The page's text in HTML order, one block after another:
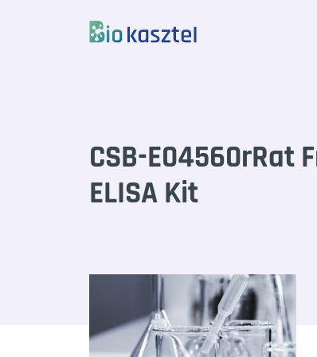
CSB-E04560rRat
ELISA Kit